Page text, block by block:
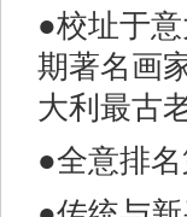
●校址于
期著名画
大利最古
●全意排